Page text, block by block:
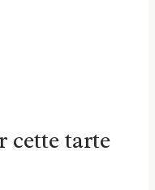
cette tarte